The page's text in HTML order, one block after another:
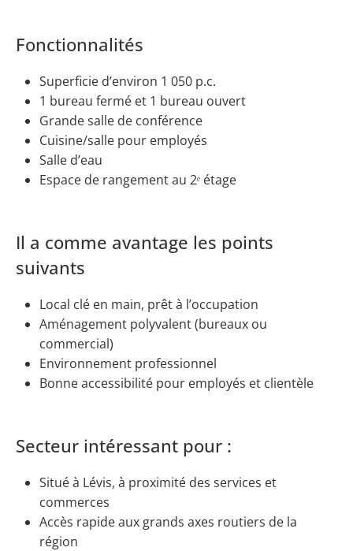
Fonctionnalités
Superficie d’environ 1 050 p.c.
1 bureau fermé et 1 bureau ouvert
Grande salle de conférence
Cuisine/salle pour employés
Salle d’eau
Espace de rangement au 2ᵉ étage
Il a comme avantage les points
suivants
Local clé en main, prêt à l’occupation
Aménagement polyvalent (bureaux ou
commercial)
Environnement professionnel
Bonne accessibilité pour employés et clientèle
Secteur intéressant pour :
Situé à Lévis, à proximité des services et
commerces
Accès rapide aux grands axes routiers de la
région